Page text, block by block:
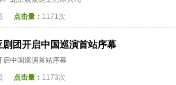
点击量： 1171次
剧团开启中国巡演首站序幕
启中国巡演首站序幕
点击量： 1173次